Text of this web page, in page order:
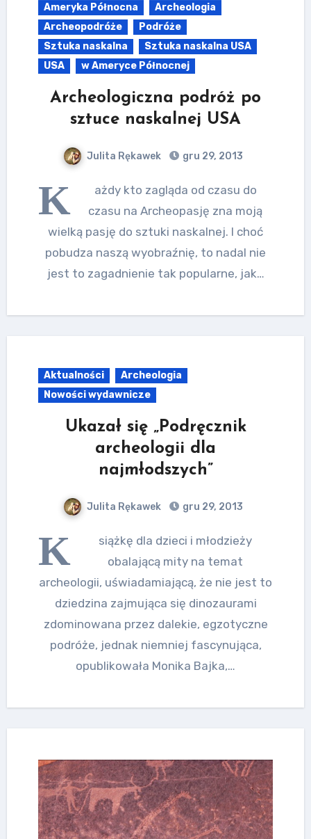
Ameryka Północna
Archeologia
Archeopodróże
Podróże
Sztuka naskalna
Sztuka naskalna USA
USA
w Ameryce Północnej
Archeologiczna podróż po
sztuce naskalnej USA
Julita Rękawek gru 29, 2013
K
ażdy kto zagląda od czasu do
czasu na Archeopasję zna moją
wielką pasję do sztuki naskalnej. I choć
pobudza naszą wyobraźnię, to nadal nie
jest to zagadnienie tak popularne, jak…
Aktualności
Archeologia
Nowości wydawnicze
Ukazał się „Podręcznik
archeologii dla
najmłodszych”
Julita Rękawek gru 29, 2013
K
siążkę dla dzieci i młodzieży
obalającą mity na temat
archeologii, uświadamiającą, że nie jest to
dziedzina zajmująca się dinozaurami
zdominowana przez dalekie, egzotyczne
podróże, jednak niemniej fascynująca,
opublikowała Monika Bajka,…